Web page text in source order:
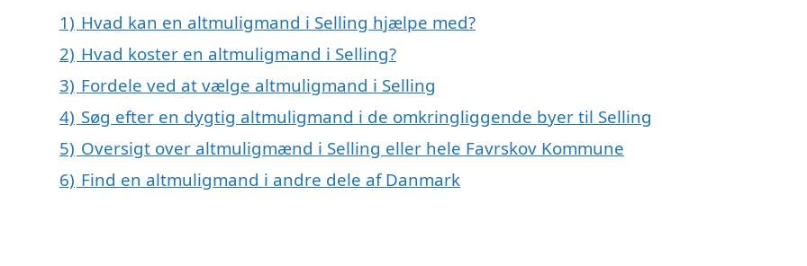
1) Hvad kan en altmuligmand i Selling hjælpe med?
2) Hvad koster en altmuligmand i Selling?
3) Fordele ved at vælge altmuligmand i Selling
4) Søg efter en dygtig altmuligmand i de omkringliggende byer til Selling
5) Oversigt over altmuligmænd i Selling eller hele Favrskov Kommune
6) Find en altmuligmand i andre dele af Danmark